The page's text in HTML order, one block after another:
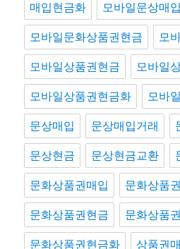
매입현금화 모바일문상매입
모바일문화상품권현금 모
모바일상품권현금 모바일
모바일상품권현금화 모바
문상매입 문상매입거래
문상현금 문상현금교환
문화상품권매입 문화상품
문화상품권현금 문화상품
문화상품권현금화 상품권